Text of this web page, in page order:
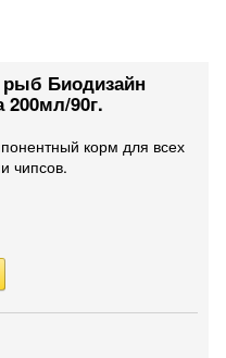
Биодизайн
90г.
корм для всех
чипсов.